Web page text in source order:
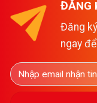
ĐĂNG
Đăng
ngay